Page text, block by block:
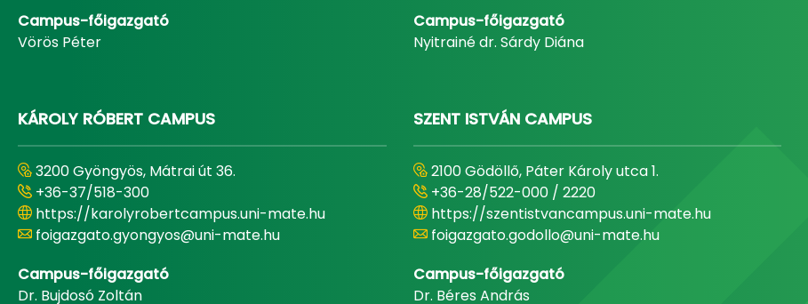
Campus-főigazgató
Vörös Péter
Campus-főigazgató
Nyitrainé dr. Sárdy Diána
KÁROLY RÓBERT CAMPUS
3200 Gyöngyös, Mátrai út 36.
+36-37/518-300
https://karolyrobertcampus.uni-mate.hu
foigazgato.gyongyos@uni-mate.hu
Campus-főigazgató
Dr. Bujdosó Zoltán
SZENT ISTVÁN CAMPUS
2100 Gödöllő, Páter Károly utca 1.
+36-28/522-000 / 2220
https://szentistvancampus.uni-mate.hu
foigazgato.godollo@uni-mate.hu
Campus-főigazgató
Dr. Béres András